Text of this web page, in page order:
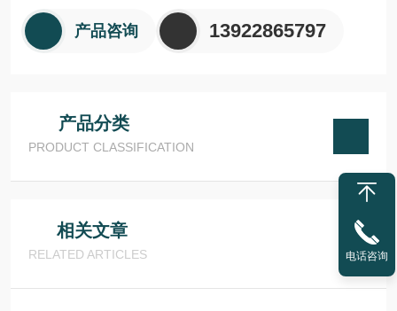
产品咨询 13922865797
产品分类
PRODUCT CLASSIFICATION
相关文章
RELATED ARTICLES 电话咨询